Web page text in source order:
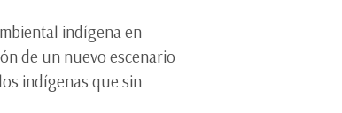
indígena en
de un nuevo escenario
indígenas que sin